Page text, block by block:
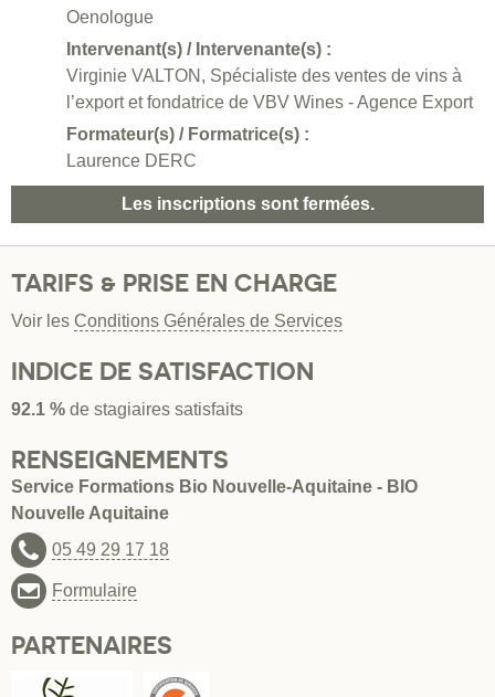
Oenologue
Intervenant(s) / Intervenante(s) :
Virginie VALTON, Spécialiste des ventes de vins à
l’export et fondatrice de VBV Wines - Agence Export
Formateur(s) / Formatrice(s) :
Laurence DERC
Les inscriptions sont fermées.
TARIFS & PRISE EN CHARGE
Voir les Conditions Générales de Services
INDICE DE SATISFACTION
92.1 % de stagiaires satisfaits
RENSEIGNEMENTS
Service Formations Bio Nouvelle-Aquitaine - BIO
Nouvelle Aquitaine
05 49 29 17 18
Formulaire
PARTENAIRES